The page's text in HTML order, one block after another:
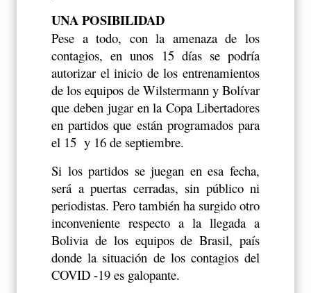
UNA POSIBILIDAD
Pese a todo, con la amenaza de los
contagios, en unos 15 días se podría
autorizar el inicio de los entrenamientos
de los equipos de Wilstermann y Bolívar
que deben jugar en la Copa Libertadores
en partidos que están programados para
el 15 y 16 de septiembre.
Si los partidos se juegan en esa fecha,
será a puertas cerradas, sin público ni
periodistas. Pero también ha surgido otro
inconveniente respecto a la llegada a
Bolivia de los equipos de Brasil, país
donde la situación de los contagios del
COVID -19 es galopante.